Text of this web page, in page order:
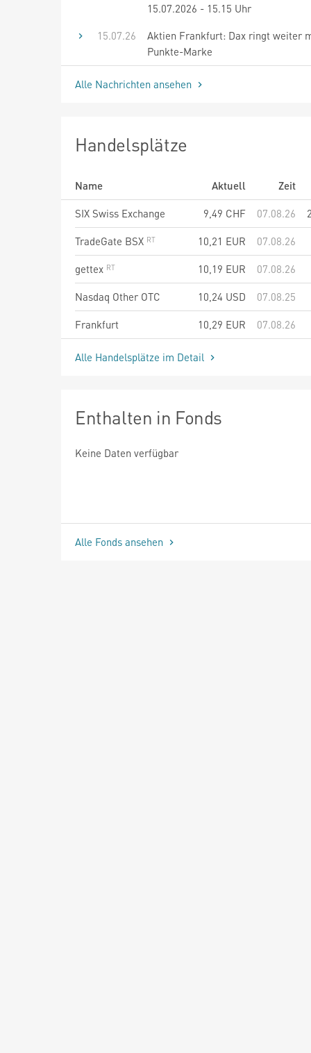
15.07.2026 - 15.15 Uhr
15.07.26
Aktien Frankfurt: Dax ringt weiter
Punkte-Marke
Alle Nachrichten ansehen
Handelsplätze
Name Aktuell
Zeit
SIX Swiss Exchange
9,49 CHF 07.08.26
TradeGate BSX
10,21 EUR
07.08.26
gettex
10,19 EUR
07.08.26
Nasdaq Other OTC
10,24 USD
07.08.25
Frankfurt
10,29 EUR 07.08.26
Alle Handelsplätze im Detail
Enthalten in Fonds
Keine Daten verfügbar
Alle Fonds ansehen